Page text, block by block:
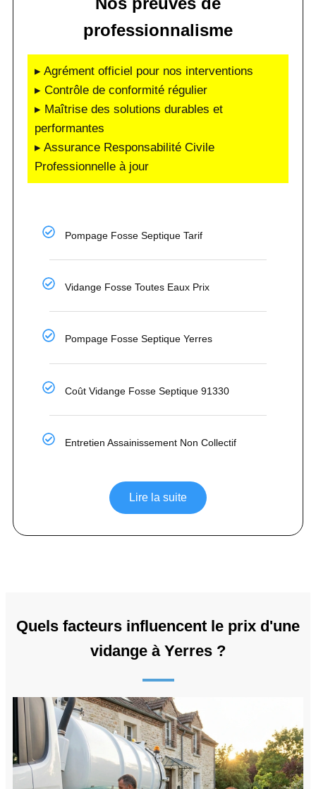
professionnalisme
▸ Agrément officiel pour nos interventions
▸ Contrôle de conformité régulier
▸ Maîtrise des solutions durables et
performantes
▸ Assurance Responsabilité Civile
Professionnelle à jour
Pompage Fosse Septique Tarif
Vidange Fosse Toutes Eaux Prix
Pompage Fosse Septique Yerres
Coût Vidange Fosse Septique 91330
Entretien Assainissement Non Collectif
Lire la suite
Quels facteurs influencent le prix d'une
vidange à Yerres ?